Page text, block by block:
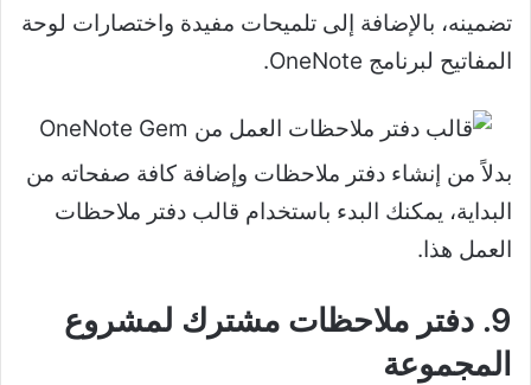
تضمينه، بالإضافة إلى تلميحات مفيدة واختصارات لوحة
المفاتيح لبرنامج OneNote.
بدلاً من إنشاء دفتر ملاحظات وإضافة كافة صفحاته من
البداية، يمكنك البدء باستخدام قالب دفتر ملاحظات
العمل هذا.
9. دفتر ملاحظات مشترك لمشروع
المجموعة